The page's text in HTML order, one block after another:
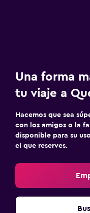
Una forma
tu viaje a
Hacemos que sea
con los amigos o la
disponible para su
el que reserves.